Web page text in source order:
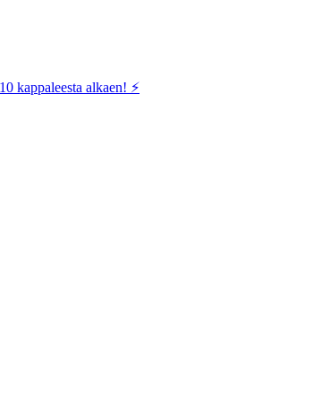
kappaleesta alkaen! ⚡️